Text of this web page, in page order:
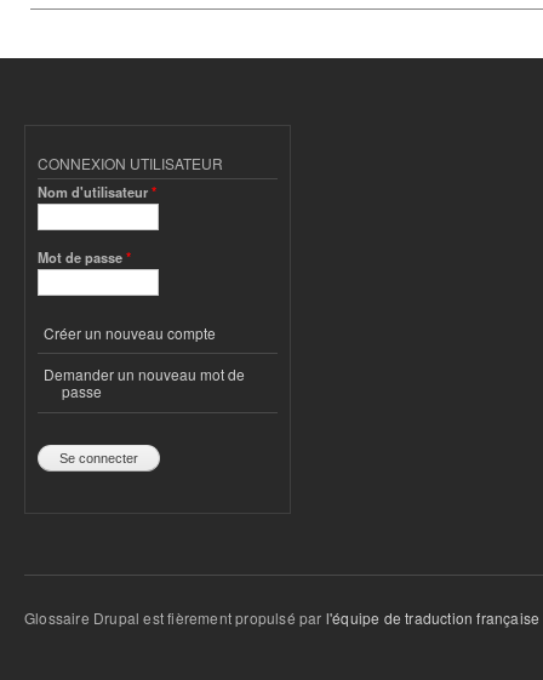
CONNEXION UTILISATEUR
Nom d'utilisateur*
Mot de passe*
Créer un nouveau compte
Demander un nouveau mot de
passe
Glossaire Drupal est fièrement propulsé par l'équipe de traduction française